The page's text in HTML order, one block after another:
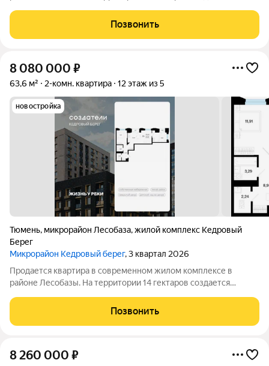
класса высотой от 5 до 25 этажей, собственным детским садом
и благоустроенной набережной.
Позвонить
8 080 000 ₽
63,6 м² 2-комн. квартира 12 этаж из 5
новостройка
Тюмень, микрорайон Лесобаза,жилой комплекс Кедровый
Берег
Микрорайон Кедровый берег, 3 квартал 2026
Продается квартира в современном жилом комплексе в
районе Лесобазы. На территории 14 гектаров создается
класса высотой от 5 до 25 этажей, собственным детским садом
и благоустроенной набережной.
Позвонить
8 260 000 ₽